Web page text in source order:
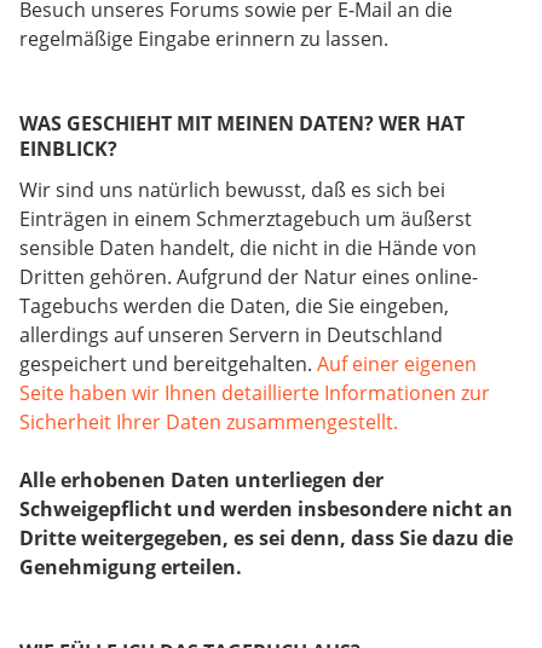
Besuch unseres Forums sowie per E-Mail an die
regelmäßige Eingabe erinnern zu lassen.
WAS GESCHIEHT MIT MEINEN DATEN? WER HAT
EINBLICK?
Wir sind uns natürlich bewusst, daß es sich bei
Einträgen in einem Schmerztagebuch um äußerst
sensible Daten handelt, die nicht in die Hände von
Dritten gehören. Aufgrund der Natur eines online-
Tagebuchs werden die Daten, die Sie eingeben,
allerdings auf unseren Servern in Deutschland
gespeichert und bereitgehalten. Auf einer eigenen
Seite haben wir Ihnen detaillierte Informationen zur
Sicherheit Ihrer Daten zusammengestellt.
Alle erhobenen Daten unterliegen der
Schweigepflicht und werden insbesondere nicht an
Dritte weitergegeben, es sei denn, dass Sie dazu die
Genehmigung erteilen.